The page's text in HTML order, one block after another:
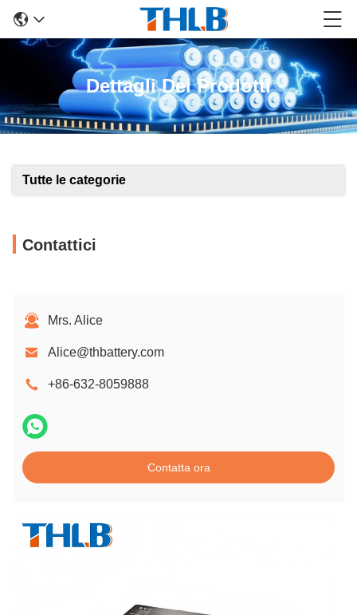
Dettagli Dei Prodotti
Tutte le categorie
Contattici
Mrs. Alice
Alice@thbattery.com
+86-632-8059888
Contatta ora